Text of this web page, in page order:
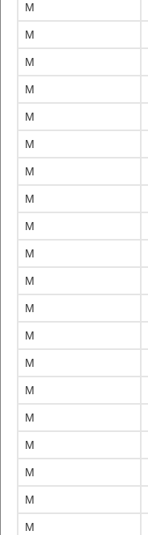
M
M
M
M
M
M
M
M
M
M
M
M
M
M
M
M
M
M
M
M